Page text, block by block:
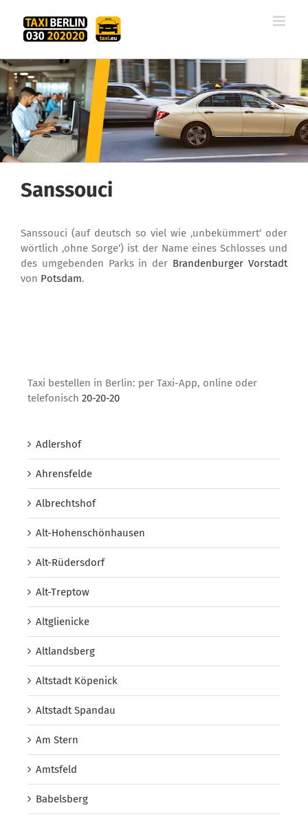
Inhalt
springen
Sanssouci
Sanssouci (auf deutsch so viel wie ‚unbekümmert‘ oder
wörtlich ‚ohne Sorge‘) ist der Name eines Schlosses und
des umgebenden Parks in der Brandenburger Vorstadt
von Potsdam.
Taxi bestellen in Berlin: per Taxi-App, online oder
telefonisch 20-20-20
Adlershof
Ahrensfelde
Albrechtshof
Alt-Hohenschönhausen
Alt-Rüdersdorf
Alt-Treptow
Altglienicke
Altlandsberg
Altstadt Köpenick
Altstadt Spandau
Am Stern
Amtsfeld
Babelsberg